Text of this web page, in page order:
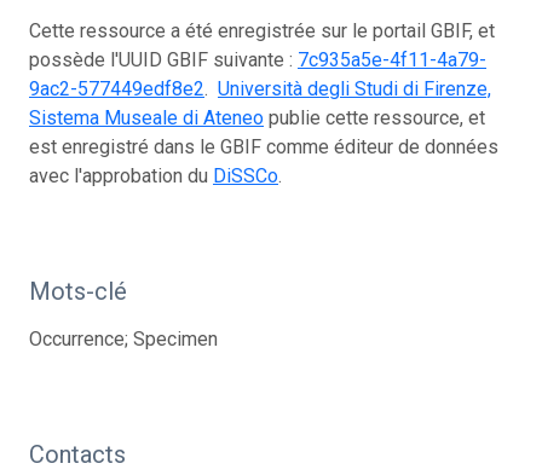
Cette ressource a été enregistrée sur le portail GBIF, et
possède l'UUID GBIF suivante : 7c935a5e-4f11-4a79-
9ac2-577449edf8e2. Università degli Studi di Firenze,
Sistema Museale di Ateneo publie cette ressource, et
est enregistré dans le GBIF comme éditeur de données
avec l'approbation du DiSSCo.
Mots-clé
Occurrence; Specimen
Contacts